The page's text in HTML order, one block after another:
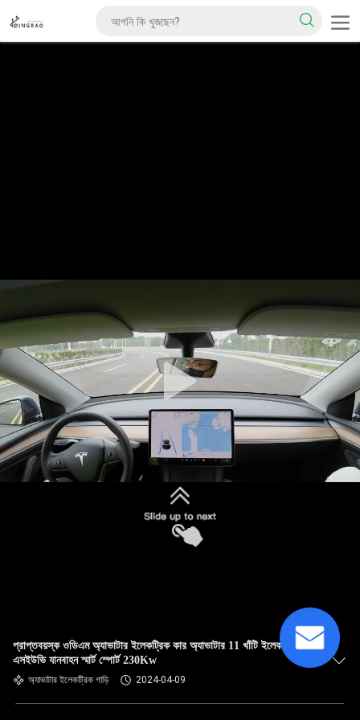
প্রাপ্তবয়স্ক ওডিএম অ্যাভাটার ইলেকট্রিক কার অ্যাভাটার 11 খাঁটি ইলেকট্রিক
এসইউভি যানবাহন স্মার্ট স্পোর্ট 230Kw
অ্যাভাটার ইলেকট্রিক গাড়ি 2024-04-09